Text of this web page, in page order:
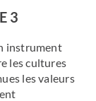
3
instrument
les cultures
les valeurs